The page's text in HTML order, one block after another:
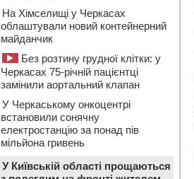
На Хімселищі у Черкасах
облаштували новий контейнерний
майданчик
Без розтину грудної клітки: у
Черкасах 75-річній пацієнтці
замінили аортальний клапан
У Черкаському онкоцентрі
встановили сонячну
електростанцію за понад пів
мільйона гривень
У Київській області прощаються